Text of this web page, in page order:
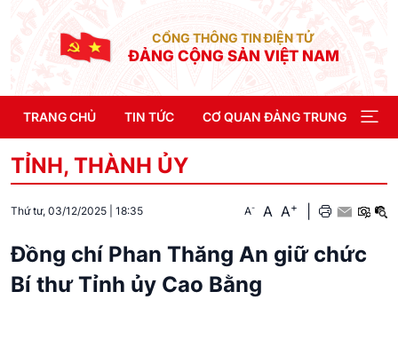
CỔNG THÔNG TIN ĐIỆN TỬ
ĐẢNG CỘNG SẢN VIỆT NAM
TRANG CHỦ TIN TỨC CƠ QUAN ĐẢNG TRUNG ƯƠNG
TỈNH, THÀNH ỦY
Thứ tư, 03/12/2025 18:35 A- A A+
Đồng chí Phan Thăng An giữ chức
Bí thư Tỉnh ủy Cao Bằng